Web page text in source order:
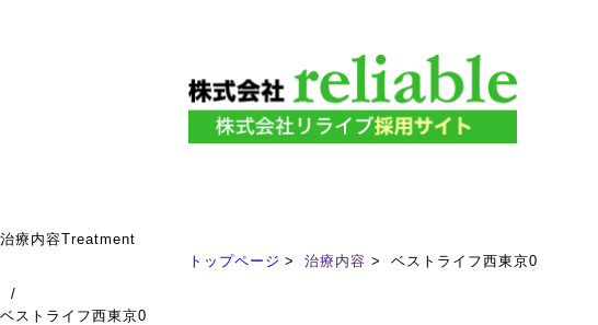
治療内容Treatment
トップページ
治療内容
ベストライフ西東京0
/
ベストライフ西東京0